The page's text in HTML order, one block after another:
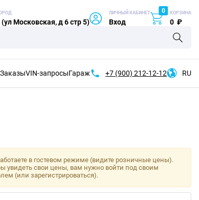
Московская, д 6 стр 5)
ЛИЧНЫЙ КАБИНЕТ
Вход
0 КОРЗИНА
0 ₽
ЗаказыVIN-запросыГараж +7 (900) 212-12-12 RU
в гостевом режиме (видите розничные цены).
увидеть свои цены, вам нужно войти под своим
(или зарегистрироваться).